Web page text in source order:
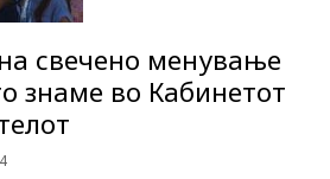
свечено менување
знаме во Кабинетот